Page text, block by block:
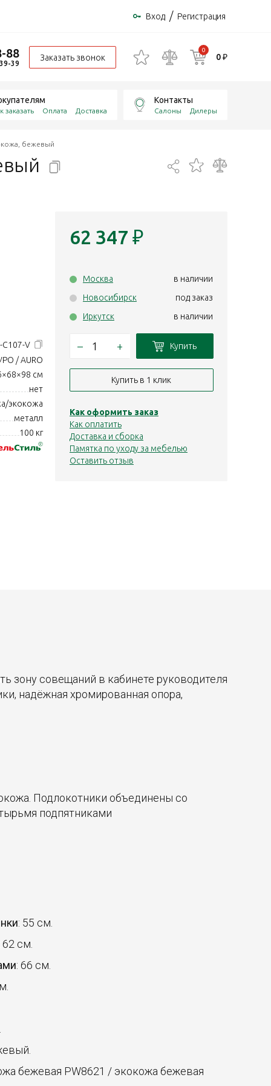
Вход / Регистрация
88
39
Заказать звонок
0
0 ₽
заказать Оплата Доставка
Контакты
Салоны Дилеры
бежевый
C107-V
/ AURO
см
нет
экокожа
металл
100 кг
62 347 ₽
Москва
в наличии
Новосибирск
под заказ
Иркутск
в наличии
– + Купить
Купить в 1 клик
Как оформить заказ
Как оплатить
Доставка и сборка
Памятка по уходу за мебелью
Оставить отзыв
зону совещаний в кабинете руководителя
надёжная хромированная опора,
Подлокотники объединены со
подпятниками
: 55 см.
62 см.
: 66 см.
бежевая PW8621 / экокожа бежевая